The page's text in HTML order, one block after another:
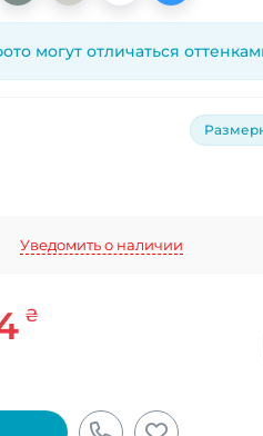
могут отличаться
Уведомить о наличии
₴